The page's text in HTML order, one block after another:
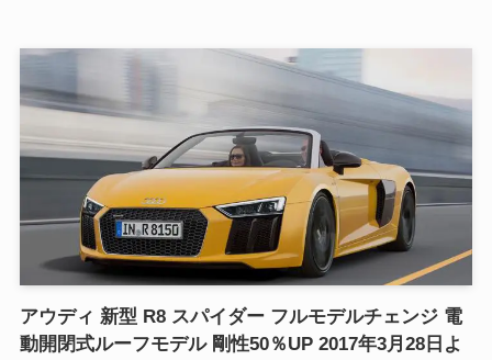
アウディ 新型 R8 スパイダー フルモデルチェンジ 電
動開閉式ルーフモデル 剛性50％UP 2017年3月28日よ